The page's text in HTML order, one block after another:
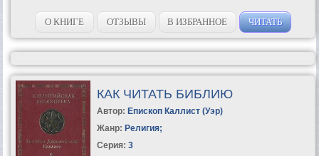
О КНИГЕ ОТЗЫВЫ В ИЗБРАННОЕ ЧИТАТЬ
КАК ЧИТАТЬ БИБЛИЮ
Автор: Епископ Каллист (Уэр)
Жанр: Религия;
Серия: 3